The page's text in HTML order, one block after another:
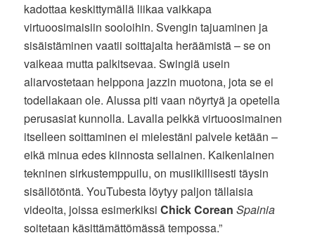
kadottaa keskittymällä liikaa vaikkapa
virtuoosimaisiin sooloihin. Svengin tajuaminen ja
sisäistäminen vaatii soittajalta heräämistä – se on
vaikeaa mutta palkitsevaa. Swingiä usein
aliarvostetaan helppona jazzin muotona, jota se ei
todellakaan ole. Alussa piti vaan nöyrtyä ja opetella
perusasiat kunnolla. Lavalla pelkkä virtuoosimainen
itselleen soittaminen ei mielestäni palvele ketään –
eikä minua edes kiinnosta sellainen. Kaikenlainen
tekninen sirkustemppuilu, on musiikillisesti täysin
sisällötöntä. YouTubesta löytyy paljon tällaisia
videoita, joissa esimerkiksiChick Corean Spainia
soitetaan käsittämättömässä tempossa.”